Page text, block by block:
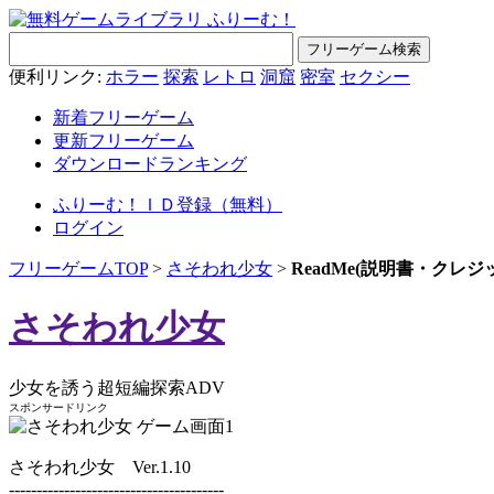
便利リンク: ホラー 探索 レトロ 洞窟 密室 セクシー
新着フリーゲーム
更新フリーゲーム
ダウンロードランキング
ふりーむ！ＩＤ登録（無料）
ログイン
フリーゲームTOP> さそわれ少女 > ReadMe(説明書・クレジ
さそわれ少女
少女を誘う超短編探索ADV
スポンサードリンク
さそわれ少女 Ver.1.10
---------------------------------------